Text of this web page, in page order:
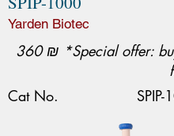
Yarden Biotec
360 ₪ *Special offer:
Cat No.